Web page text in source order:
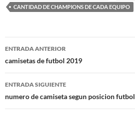
CANTIDAD DE CHAMPIONS DE CADA EQUIPO
Navegación
de
entradas
ENTRADA ANTERIOR
camisetas de futbol 2019
ENTRADA SIGUIENTE
numero de camiseta segun posicion futbol